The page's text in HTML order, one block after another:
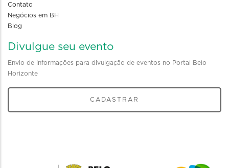
Contato
Negócios em BH
Blog
Divulgue seu evento
Envio de informações para divulgação de eventos no Portal Belo
Horizonte
CADASTRAR